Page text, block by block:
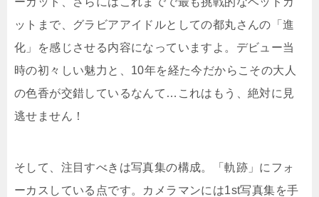
ットまで、グラビアアイドルとしての都丸さんの「進
化」を感じさせる内容になっていますよ。デビュー当
時の初々しい魅力と、10年を経た今だからこその大人
の色香が交錯しているなんて…これはもう、絶対に見
逃せません！
そして、注目すべきは写真集の構成。「軌跡」にフォ
ーカスしている点です。カメラマンには1st写真集を手